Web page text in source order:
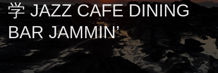
学 JAZZ CAFE DINING
BAR JAMMIN’